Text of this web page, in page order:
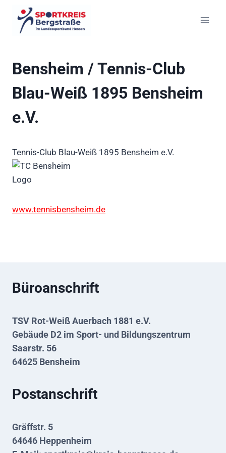
Inhalt
springen
Bensheim / Tennis-Club
Blau-Weiß 1895 Bensheim
e.V.
Tennis-Club Blau-Weiß 1895 Bensheim e.V.
www.tennisbensheim.de
Büroanschrift
TSV Rot-Weiß Auerbach 1881 e.V.
Gebäude D2 im Sport- und Bildungszentrum
Saarstr. 56
64625 Bensheim
Postanschrift
Gräffstr. 5
64646 Heppenheim